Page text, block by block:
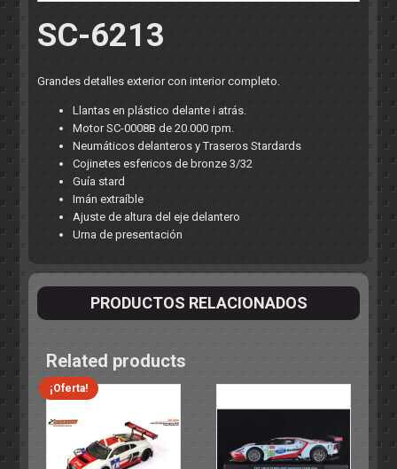
SC-6213
Grandes detalles exterior con interior completo.
Llantas en plástico delante i atrás.
Motor SC-0008B de 20.000 rpm.
Neumáticos delanteros y Traseros Stardards
Cojinetes esfericos de bronze 3/32
Guía stard
Imán extraíble
Ajuste de altura del eje delantero
Urna de presentación
PRODUCTOS RELACIONADOS
Related products
¡Oferta!